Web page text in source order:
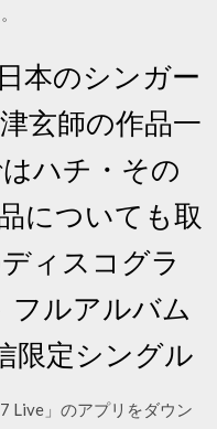
本のシンガー
玄師の作品一
ハチ・その
についても取
ィスコグラ
フルアルバム
限定シングル
Live」のアプリをダウン